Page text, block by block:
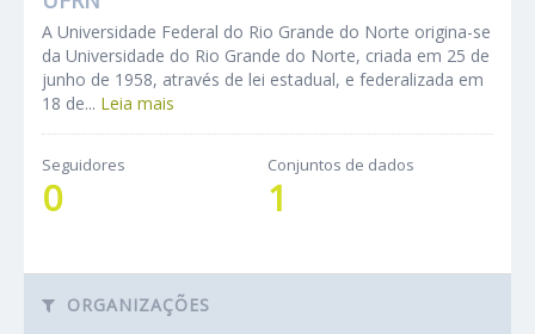
A Universidade Federal do Rio Grande do Norte origina-se
da Universidade do Rio Grande do Norte, criada em 25 de
junho de 1958, através de lei estadual, e federalizada em
18 de... Leia mais
Seguidores
0
Conjuntos de dados
1
ORGANIZAÇÕES